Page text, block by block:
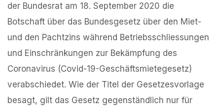
der Bundesrat am 18. September 2020 die
Botschaft über das Bundesgesetz über den Miet-
und den Pachtzins während Betriebsschliessungen
und Einschränkungen zur Bekämpfung des
Coronavirus (Covid-19-Geschäftsmietegesetz)
verabschiedet. Wie der Titel der Gesetzesvorlage
besagt, gilt das Gesetz gegenständlich nur für